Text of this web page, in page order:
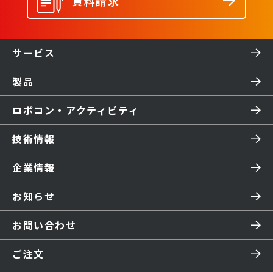
サービス
製品
ロボコン・アクティビティ
技術情報
企業情報
お知らせ
お問い合わせ
ご注文